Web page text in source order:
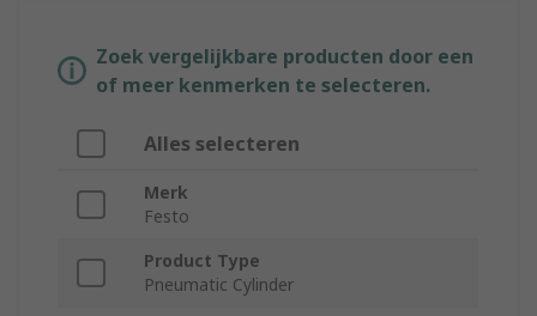
Zoek vergelijkbare producten door een
of meer kenmerken te selecteren.
Alles selecteren
Merk
Festo
Product Type
Pneumatic Cylinder